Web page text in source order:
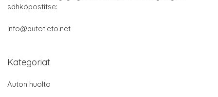
sähköpostitse:
info@autotieto.net
Kategoriat
Auton huolto